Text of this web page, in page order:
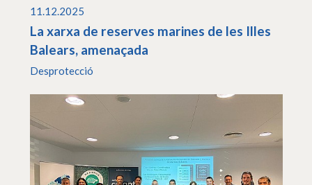
11.12.2025
La xarxa de reserves marines de les Illes
Balears, amenaçada
Desprotecció